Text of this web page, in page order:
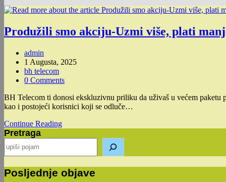
Produžili smo akciju-Uzmi više, plati
Post
author:
admin
Post
published:
1 Augusta, 2025
Post
category:
bh telecom
Post
0 Comments
BH Telecom ti donosi ekskluzivnu priliku da uživaš u većem
kao i postojeći korisnici koji se odluče…
Continue ReadingProdužili
akciju-
plati
manje
Pretraga
Posljednje objave